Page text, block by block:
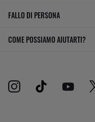
FALLO DI PERSONA
COME POSSIAMO AIUTARTI?